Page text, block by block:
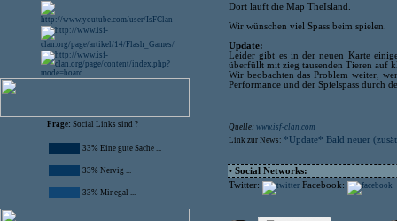
Frage: Social Links sind ?
33% Eine gute Sache ...
33% Nervig ...
33% Mir egal ...
Dort läuft die Map TheIsland.
Wir wünschen viel Spass beim spielen.
Update:
Leider gibt es in der neuen Karte
überfüllt mit zieg tausenden Tieren auf
Wir beobachten das Problem weiter,
Performance und der Spielspass durch
Quelle: www.isf-clan.com
Link zur News: *Update* Bald neuer
• Social Networks:
Twitter:
Facebook: